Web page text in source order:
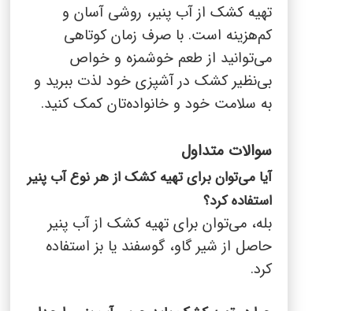
تهیه کشک از آب پنیر، روشی آسان و
کم‌هزینه است. با صرف زمان کوتاهی
می‌توانید از طعم خوشمزه و خواص
بی‌نظیر کشک در آشپزی خود لذت ببرید و
به سلامت خود و خانواده‌تان کمک کنید.
سوالات متداول
آیا می‌توان برای تهیه کشک از هر نوع آب پنیر
استفاده کرد؟
بله، می‌توان برای تهیه کشک از آب پنیر
حاصل از شیر گاو، گوسفند یا بز استفاده
کرد.